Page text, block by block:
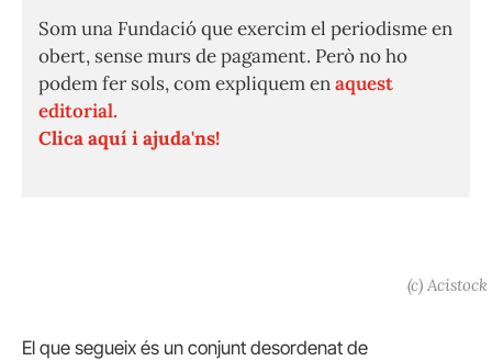
Som una Fundació que exercim el periodisme en
obert, sense murs de pagament. Però no ho
podem fer sols, com expliquem enaquest
editorial.
Clica aquí i ajuda'ns!
(c) Acistock
El que segueix és un conjunt desordenat de